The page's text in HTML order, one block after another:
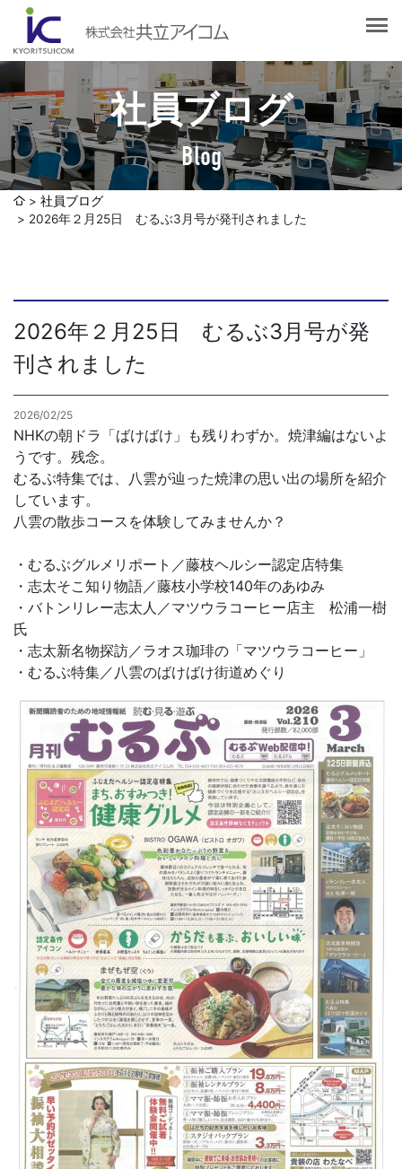
社員ブログ
Blog
会社概要
社長挨拶
企業理念
沿革
認証取得
選ばれる理由
サービス紹介
Web制作・ホームページ制作
発送代行・全国流通（ロジスティクス）
デジタルコンテンツ制作・撮影・その他
社員ブログ
お問合せ
社員ブログ
2026年２月25日 むるぶ3月号が発刊されました
2026年２月25日 むるぶ3月号が発
刊されました
2026/02/25
NHKの朝ドラ「ばけばけ」も残りわずか。焼津編はないよ
うです。残念。
むるぶ特集では、八雲が辿った焼津の思い出の場所を紹介
しています。
八雲の散歩コースを体験してみませんか？
・むるぶグルメリポート／藤枝ヘルシー認定店特集
・志太そこ知り物語／藤枝小学校140年のあゆみ
・バトンリレー志太人／マツウラコーヒー店主 松浦一樹
氏
・志太新名物探訪／ラオス珈琲の「マツウラコーヒー」
・むるぶ特集／八雲のばけばけ街道めぐり